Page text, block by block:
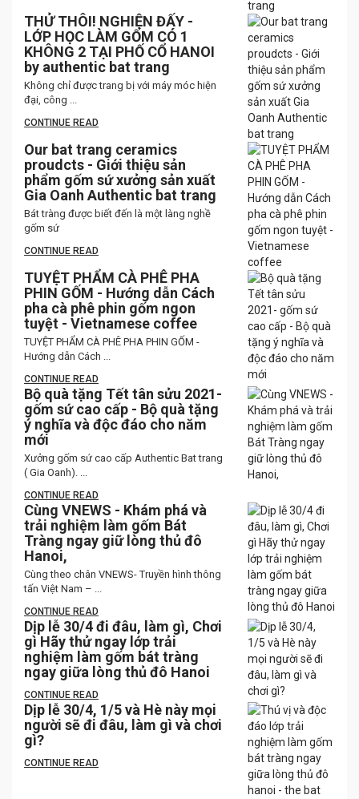
THỬ THÔI! NGHIỆN ĐẤY -
LỚP HỌC LÀM GỐM CÓ 1
KHÔNG 2 TẠI PHỐ CỔ HANOI
by authentic bat trang
Không chỉ được trang bị với máy móc hiện
đại, công ...
CONTINUE READ
Our bat trang ceramics
proudcts - Giới thiệu sản
phẩm gốm sứ xưởng sản xuất
Gia Oanh Authentic bat trang
Bát tràng được biết đến là một làng nghề
gốm sứ
CONTINUE READ
TUYỆT PHẨM CÀ PHÊ PHA
PHIN GỐM - Hướng dẫn Cách
pha cà phê phin gốm ngon
tuyệt - Vietnamese coffee
TUYỆT PHẨM CÀ PHÊ PHA PHIN GỐM -
Hướng dẫn Cách ...
CONTINUE READ
Bộ quà tặng Tết tân sửu 2021-
gốm sứ cao cấp - Bộ quà tặng
ý nghĩa và độc đáo cho năm
mới
Xưởng gốm sứ cao cấp Authentic Bat trang
( Gia Oanh). ...
CONTINUE READ
Cùng VNEWS - Khám phá và
trải nghiệm làm gốm Bát
Tràng ngay giữ lòng thủ đô
Hanoi,
Cùng theo chân VNEWS- Truyền hình thông
tấn Việt Nam – ...
CONTINUE READ
Dịp lễ 30/4 đi đâu, làm gì, Chơi
gì Hãy thử ngay lớp trải
nghiệm làm gốm bát tràng
ngay giữa lòng thủ đô Hanoi
CONTINUE READ
Dịp lễ 30/4, 1/5 và Hè này mọi
người sẽ đi đâu, làm gì và chơi
gì?
CONTINUE READ